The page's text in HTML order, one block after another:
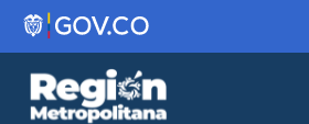
Pasar al contenido principal